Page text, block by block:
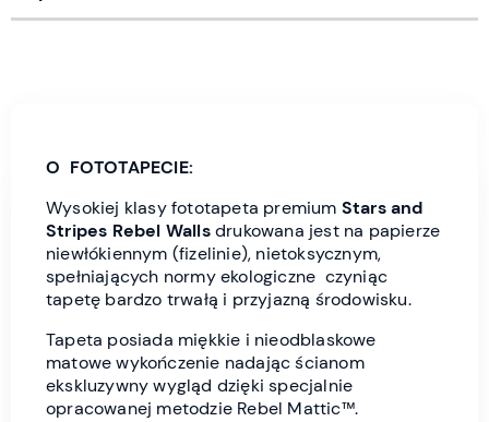
O FOTOTAPECIE:
Wysokiej klasy fototapeta premium Stars and
Stripes Rebel Wallsdrukowana jest na papierze
niewłókiennym (fizelinie), nietoksycznym,
spełniających normy ekologiczne czyniąc
tapetę bardzo trwałą i przyjazną środowisku.
Tapeta posiada miękkie i nieodblaskowe
matowe wykończenie nadając ścianom
ekskluzywny wygląd dzięki specjalnie
opracowanej metodzie Rebel Mattic™.